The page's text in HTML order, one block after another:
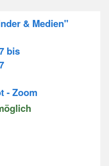
& Medien"
bis
- Zoom